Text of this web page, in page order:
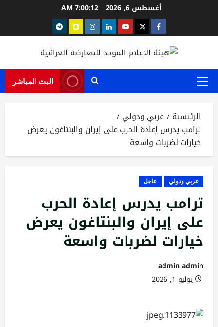
المحتوى
أغسطس 6, 2026 7:00:12 AM
facebook
Twitter
youtube
Linkedin
instagram
snapchat
Telegram
القائمة
البث المباشر
الرئيسية
عربي ودولي
ترامب يدرس إعادة الحرب على إيران والبنتاغون يعرض
خيارات لضربات واسعة
عربي ودولي عاجل
ترامب يدرس إعادة الحرب
على إيران والبنتاغون يعرض
خيارات لضربات واسعة
admin admin
يوليو 1, 2026